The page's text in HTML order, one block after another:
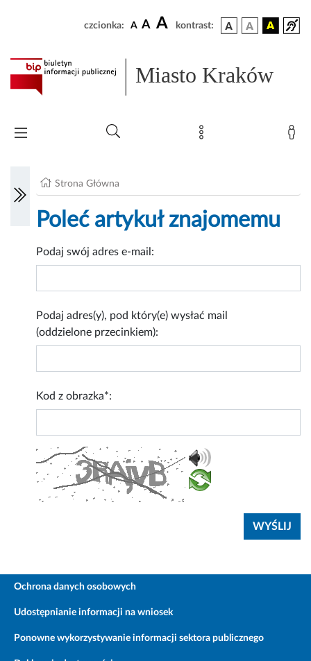
czcionka: A A A kontrast:
Miasto Kraków
Strona Główna
Poleć artykuł znajomemu
Podaj swój adres e-mail:
Podaj adres(y), pod który(e) wysłać mail
(oddzielone przecinkiem):
Kod z obrazka*:
Ochrona danych osobowych
Udostępnianie informacji na wniosek
Ponowne wykorzystywanie informacji sektora publicznego